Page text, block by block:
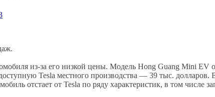
из-за его низкой цены. Модель Hong Guang Mini EV
Tesla местного производства — 39 тыс.
отстает от Tesla по ряду характеристик, в том числе